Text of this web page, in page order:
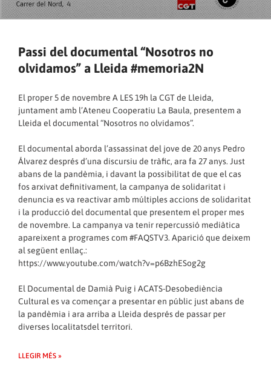
Passi del documental “Nosotros no
olvidamos” a Lleida #memoria2N
El proper 5 de novembre A LES 19h la CGT de Lleida,
juntament amb l’Ateneu Cooperatiu La Baula, presentem a
Lleida el documental “Nosotros no olvidamos”.
El documental aborda l’assassinat del jove de 20 anys Pedro
Álvarez després d’una discursiu de tràfic, ara fa 27 anys. Just
abans de la pandèmia, i davant la possibilitat de que el cas
fos arxivat definitivament, la campanya de solidaritat i
denuncia es va reactivar amb múltiples accions de solidaritat
i la producció del documental que presentem el proper mes
de novembre. La campanya va tenir repercussió mediàtica
apareixent a programes com #FAQSTV3. Aparició que deixem
al següent enllaç.:
https://www.youtube.com/watch?v=p6BzhESog2g
El Documental de Damià Puig i ACATS-Desobediència
Cultural es va començar a presentar en públic just abans de
la pandèmia i ara arriba a Lleida després de passar per
diverses localitatsdel territori.
LLEGIR MÉS »